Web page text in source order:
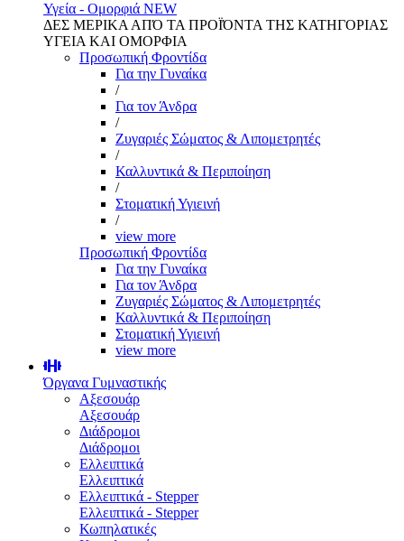
Υγεία - Ομορφιά NEW
ΔΕΣ ΜΕΡΙΚΑ ΑΠΌ ΤΑ ΠΡΟΪΌΝΤΑ ΤΗΣ ΚΑΤΗΓΟΡΙΑΣ
ΥΓΕΙΑ ΚΑΙ ΟΜΟΡΦΙΑ
Προσωπική Φροντίδα
Για την Γυναίκα
/
Για τον Άνδρα
/
Ζυγαριές Σώματος & Λιπομετρητές
/
Καλλυντικά & Περιποίηση
/
Στοματική Υγιεινή
/
view more
Προσωπική Φροντίδα
Για την Γυναίκα
Για τον Άνδρα
Ζυγαριές Σώματος & Λιπομετρητές
Καλλυντικά & Περιποίηση
Στοματική Υγιεινή
view more
Όργανα Γυμναστικής
Αξεσουάρ
Αξεσουάρ
Διάδρομοι
Διάδρομοι
Ελλειπτικά
Ελλειπτικά
Ελλειπτικά - Stepper
Ελλειπτικά - Stepper
Κωπηλατικές